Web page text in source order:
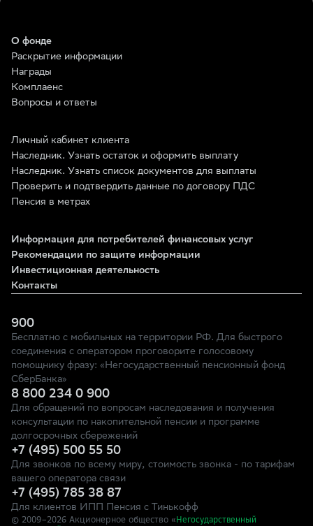
О фонде
Раскрытие информации
Награды
Комплаенс
Вопросы и ответы
Личный кабинет клиента
Наследник. Узнать остаток и оформить выплату
Наследник. Узнать список документов для выплаты
Проверить и подтвердить данные по договору ПДС
Пенсия в метрах
Информация для потребителей финансовых услуг
Рекомендации по защите информации
Инвестиционная деятельность
Контакты
900
Бесплатно с мобильных на территории РФ. Для быстрого
соединения с оператором проговорите голосовому
помощнику фразу: «Негосударственный пенсионный фонд
СберБанка»
8 800 234 0 900
Для обращений по вопросам наследования и получения
консультации по накопительной пенсии и программе
долгосрочных сбережений
+7 (495) 500 55 50
Для звонков по всему миру, стоимость звонка - по тарифам
вашего оператора связи
+7 (495) 785 38 87
Для клиентов ИПП Пенсия с Тинькофф
© 2009–2026 Акционерное общество « Негосударственный